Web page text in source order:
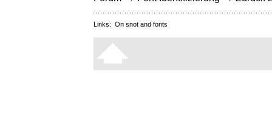
Links: On snot and fonts